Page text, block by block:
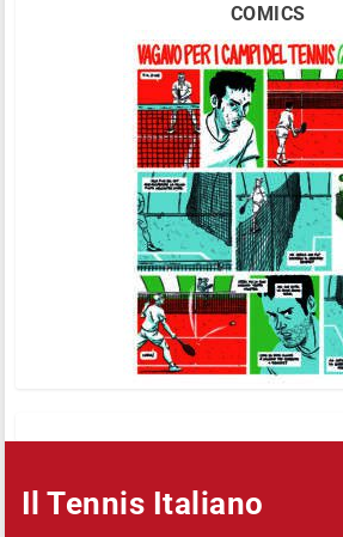
COMICS
Il Tennis Italiano